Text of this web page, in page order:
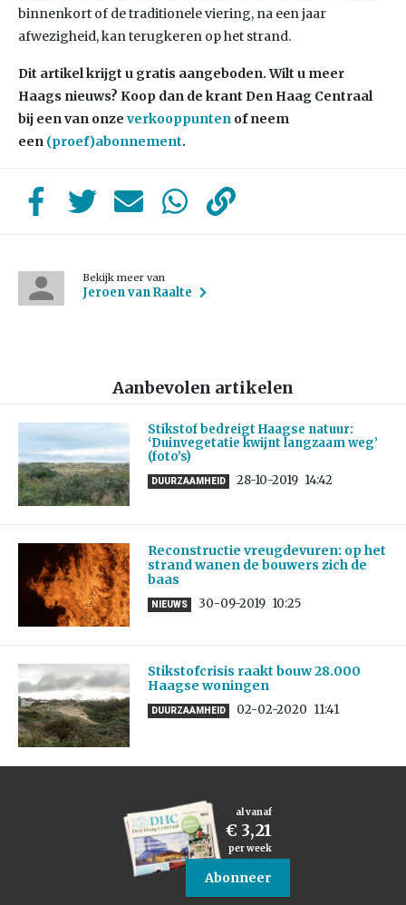
binnenkort of de traditionele viering, na een jaar
afwezigheid, kan terugkeren op het strand.
Dit artikel krijgt u gratis aangeboden. Wilt u meer
Haags nieuws? Koop dan de krant Den Haag Centraal
bij een van onze verkooppunten of neem
een (proef)abonnement.
Bekijk meer van
Jeroen van Raalte
Aanbevolen artikelen
Stikstof bedreigt Haagse natuur:
‘Duinvegetatie kwijnt langzaam weg’
(foto’s)
DUURZAAMHEID 28-10-2019 14:42
Reconstructie vreugdevuren: op het
strand wanen de bouwers zich de
baas
NIEUWS 30-09-2019 10:25
Stikstofcrisis raakt bouw 28.000
Haagse woningen
DUURZAAMHEID 02-02-2020 11:41
al vanaf
€ 3,21
per week
Abonneer